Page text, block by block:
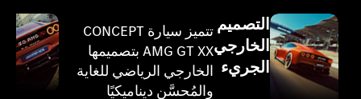
التصميم
الخارجي
الجريء
تتميز سيارة CONCEPT
AMG GT XX بتصميمها
الخارجي الرياضي للغاية
والمُحسَّن ديناميكيًا